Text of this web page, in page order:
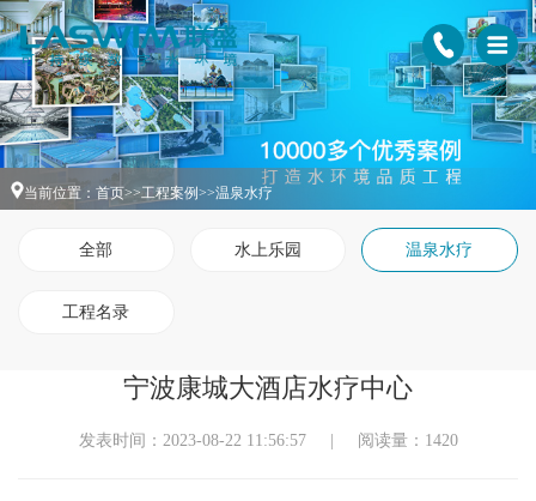
当前位置： 首页>>工程案例>>温泉水疗
全部 水上乐园 温泉水疗
工程名录
宁波康城大酒店水疗中心
发表时间：2023-08-22 11:56:57 阅读量：1420